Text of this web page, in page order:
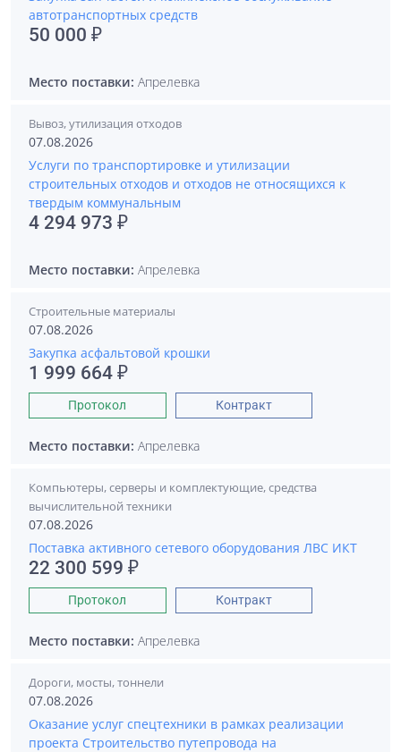
автотранспортных средств
50 000 ₽
Место поставки: Апрелевка
Вывоз, утилизация отходов
07.08.2026
Услуги по транспортировке и утилизации
строительных отходов и отходов не относящихся к
твердым коммунальным
4 294 973 ₽
Место поставки: Апрелевка
Строительные материалы
07.08.2026
Закупка асфальтовой крошки
1 999 664 ₽
Протокол Контракт
Место поставки: Апрелевка
Компьютеры, серверы и комплектующие, средства
вычислительной техники
07.08.2026
Поставка активного сетевого оборудования ЛВС ИКТ
22 300 599 ₽
Протокол Контракт
Место поставки: Апрелевка
Дороги, мосты, тоннели
07.08.2026
Оказание услуг спецтехники в рамках реализации
проекта Строительство путепровода на